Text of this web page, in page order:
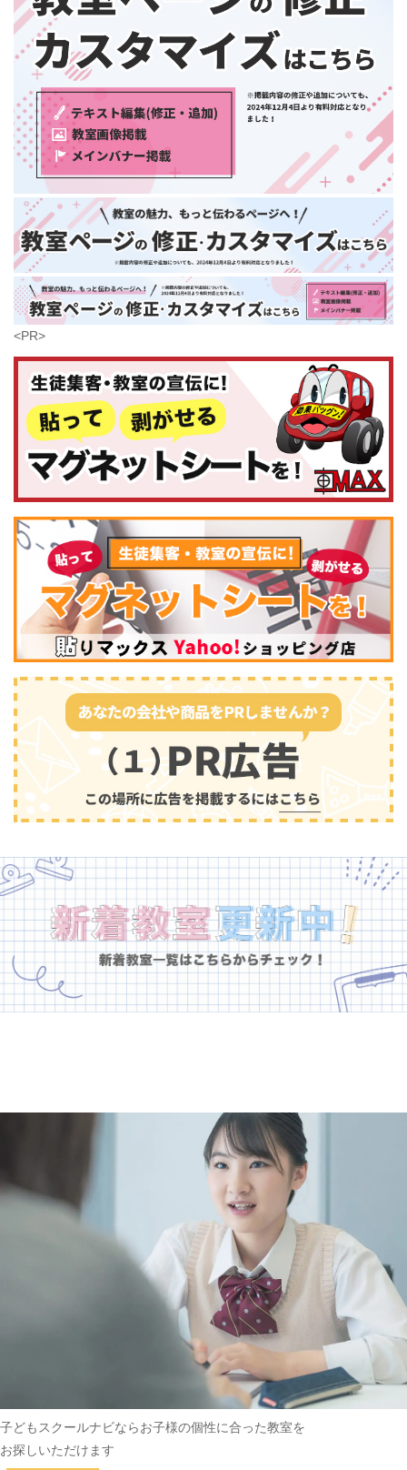
徳島県
香川県
愛媛県
高知県
九州・沖縄
福岡県
佐賀県
長崎県
熊本県
大分県
宮崎県
鹿児島県
沖縄県
芸術 (179)
コンピュータ・科学(437)
幼児教育(681)
<PR>
子どもスクールナビならお子様の個性に合った教室を
お探しいただけます